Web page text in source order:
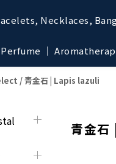
Necklaces,
Perfume │
/青金石 | Lapis lazuli
青金